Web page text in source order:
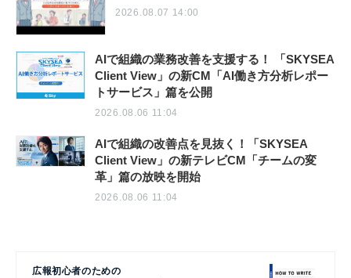
2026.08.07 14:00
AIで組織の業務改善を支援する！ 「SKYSEA
Client View」の新CM「AI働き方分析レポー
トサービス」篇を公開
2026.08.06 11:04
AIで組織の改善点を見抜く！「SKYSEA
Client View」の新テレビCM「チームの変
革」篇の放映を開始
2026.08.06 11:04
広報初心者のための